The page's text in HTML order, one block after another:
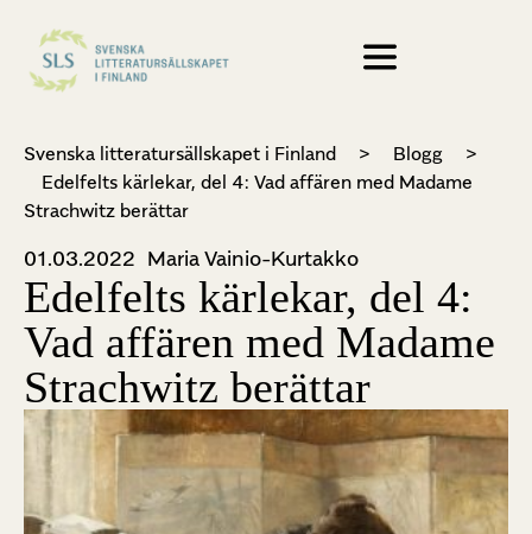
Svenska litteratursällskapet i Finland > Blogg
>
Edelfelts kärlekar, del 4: Vad affären med Madame
Strachwitz berättar
01.03.2022 Maria Vainio-Kurtakko
Edelfelts kärlekar, del 4:
Vad affären med Madame
Strachwitz berättar